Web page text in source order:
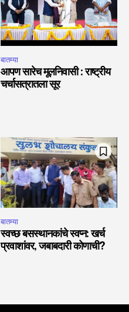
बातम्या
आपण सारेच मूलनिवासी : राष्ट्रीय
चर्चासत्रातला सूर
बातम्या
स्वच्छ बसस्थानकांचे स्वप्न: खर्च
प्रवाशांवर, जबाबदारी कोणाची?